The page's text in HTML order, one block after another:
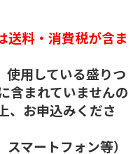
送料・消費税が含ま
使用している盛りつ
含まれていませんの
、お申込みくださ
マートフォン等）